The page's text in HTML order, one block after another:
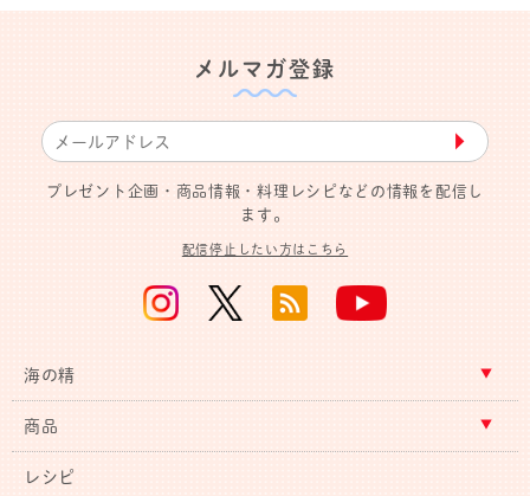
メルマガ登録
▶︎
プレゼント企画・商品情報・料理レシピなどの情報を配信し
ます。
配信停止したい方はこちら
海の精
商品
レシピ